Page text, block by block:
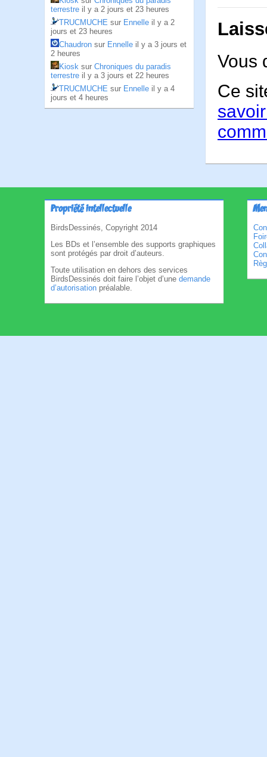
terrestre il y a 2 jours et 23 heures
TRUCMUCHE sur Ennelle il y a 2
jours et 23 heures
Chaudron sur Ennelle il y a 3 jours et
2 heures
Kiosk sur Chroniques du paradis
terrestre il y a 3 jours et 22 heures
TRUCMUCHE sur Ennelle il y a 4
jours et 4 heures
Vous
Ce
Propriété intellectuelle
BirdsDessinés, Copyright 2014
Les BDs et l’ensemble des supports graphiques
sont protégés par droit d’auteurs.
Toute utilisation en dehors des services
BirdsDessinés doit faire l’objet d’une demande
d’autorisation préalable.